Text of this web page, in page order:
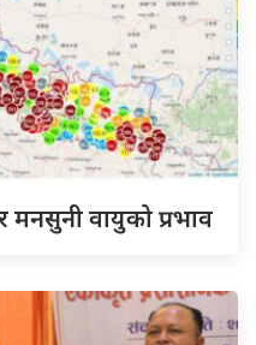
वायुको प्रभाव